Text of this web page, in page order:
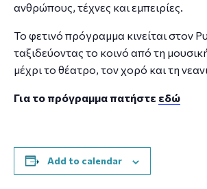
ανθρώπους, τέχνες και εμπειρίες.
Το φετινό πρόγραμμα κινείται στον
ταξιδεύοντας το κοινό από τη
μέχρι το θέατρο, τον χορό και τη
Για το πρόγραμμα πατήστε εδώ
Add to calendar